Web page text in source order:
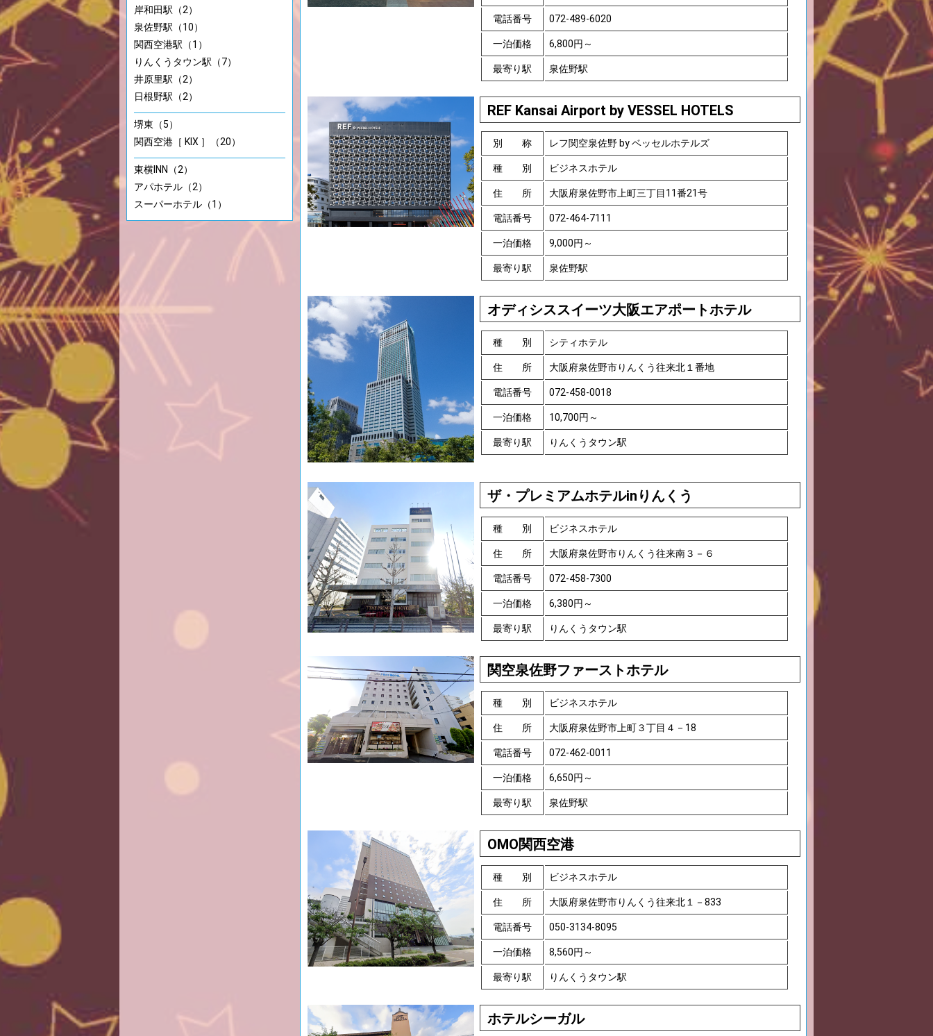
岸和田駅（2）
泉佐野駅（10）
関西空港駅（1）
りんくうタウン駅（7）
井原里駅（2）
日根野駅（2）
堺東（5）
関西空港［ KIX ］（20）
東横INN（2）
アパホテル（2）
スーパーホテル（1）
電話番号 072-489-6020
一泊価格 6,800円～
最寄り駅 泉佐野駅
REF Kansai Airport by VESSEL HOTELS
別 称 レフ関空泉佐野 by ベッセルホテルズ
種 別 ビジネスホテル
住 所 大阪府泉佐野市上町三丁目11番21号
電話番号 072-464-7111
一泊価格 9,000円～
最寄り駅 泉佐野駅
オディシススイーツ大阪エアポートホテル
種 別 シティホテル
住 所 大阪府泉佐野市りんくう往来北１番地
電話番号 072-458-0018
一泊価格 10,700円～
最寄り駅 りんくうタウン駅
ザ・プレミアムホテルinりんくう
種 別 ビジネスホテル
住 所 大阪府泉佐野市りんくう往来南３－６
電話番号 072-458-7300
一泊価格 6,380円～
最寄り駅 りんくうタウン駅
関空泉佐野ファーストホテル
種 別 ビジネスホテル
住 所 大阪府泉佐野市上町３丁目４－18
電話番号 072-462-0011
一泊価格 6,650円～
最寄り駅 泉佐野駅
OMO関西空港
種 別 ビジネスホテル
住 所 大阪府泉佐野市りんくう往来北１－833
電話番号 050-3134-8095
一泊価格 8,560円～
最寄り駅 りんくうタウン駅
ホテルシーガル